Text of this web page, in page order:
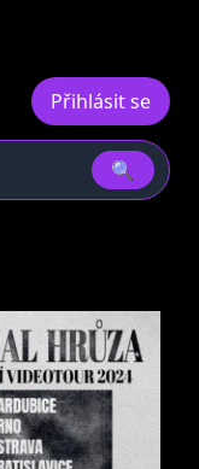
Přihlásit se
🔍